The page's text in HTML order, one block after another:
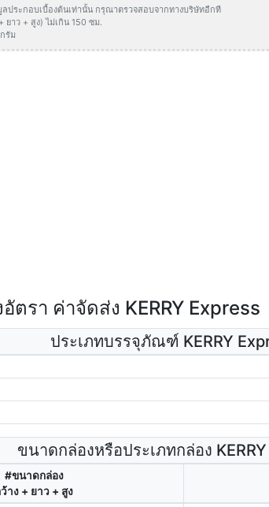
ลประกอบเบื้องต้นเท่านั้น กรุณาตรวจสอบจากทางบริษัทอีกที
ยาว + สูง) ไม่เกิน 150 ซม.
รัม
ตรา ค่าจัดส่ง KERRY Express
ประเภทบรรจุภัณฑ์ KERRY
ขนาดกล่องหรือประเภทกล่อง
#ขนาดกล่อง
าง + ยาว + สูง